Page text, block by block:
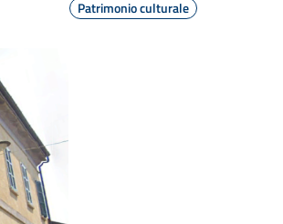
Patrimonio culturale